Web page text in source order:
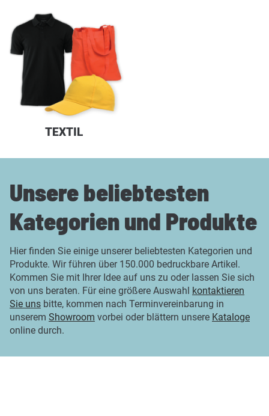
TEXTIL
Unsere beliebtesten
Kategorien und Produkte
Hier finden Sie einige unserer beliebtesten Kategorien und
Produkte. Wir führen über 150.000 bedruckbare Artikel.
Kommen Sie mit Ihrer Idee auf uns zu oder lassen Sie sich
von uns beraten. Für eine größere Auswahl kontaktieren
Sie uns bitte, kommen nach Terminvereinbarung in
unserem Showroom vorbei oder blättern unsere Kataloge
online durch.